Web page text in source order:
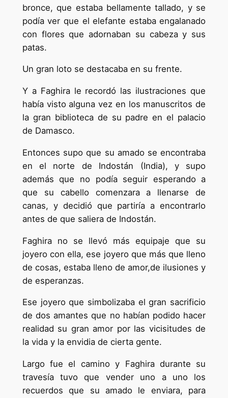
bronce, que estaba bellamente tallado, y se
podía ver que el elefante estaba engalanado
con flores que adornaban su cabeza y sus
patas.
Un gran loto se destacaba en su frente.
Y a Faghira le recordó las ilustraciones que
había visto alguna vez en los manuscritos de
la gran biblioteca de su padre en el palacio
de Damasco.
Entonces supo que su amado se encontraba
en el norte de Indostán (India), y supo
además que no podía seguir esperando a
que su cabello comenzara a llenarse de
canas, y decidió que partiría a encontrarlo
antes de que saliera de Indostán.
Faghira no se llevó más equipaje que su
joyero con ella, ese joyero que más que lleno
de cosas, estaba lleno de amor,de ilusiones y
de esperanzas.
Ese joyero que simbolizaba el gran sacrificio
de dos amantes que no habían podido hacer
realidad su gran amor por las vicisitudes de
la vida y la envidia de cierta gente.
Largo fue el camino y Faghira durante su
travesía tuvo que vender uno a uno los
recuerdos que su amado le enviara, para